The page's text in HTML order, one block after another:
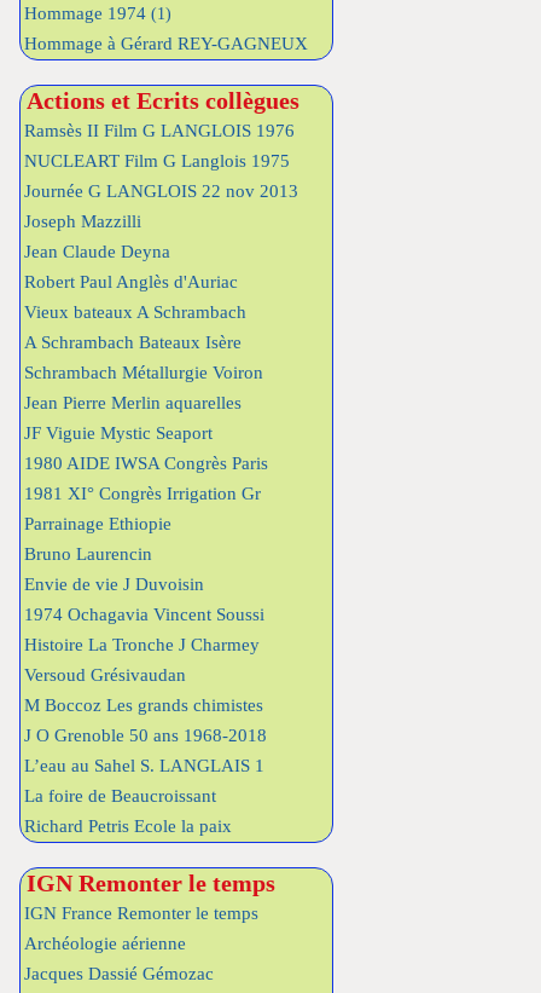
Hommage 1974 (1)
Hommage à Gérard REY-GAGNEUX
Actions et Ecrits collègues
Ramsès II Film G LANGLOIS 1976
NUCLEART Film G Langlois 1975
Journée G LANGLOIS 22 nov 2013
Joseph Mazzilli
Jean Claude Deyna
Robert Paul Anglès d'Auriac
Vieux bateaux A Schrambach
A Schrambach Bateaux Isère
Schrambach Métallurgie Voiron
Jean Pierre Merlin aquarelles
JF Viguie Mystic Seaport
1980 AIDE IWSA Congrès Paris
1981 XI° Congrès Irrigation Gr
Parrainage Ethiopie
Bruno Laurencin
Envie de vie J Duvoisin
1974 Ochagavia Vincent Soussi
Histoire La Tronche J Charmey
Versoud Grésivaudan
M Boccoz Les grands chimistes
J O Grenoble 50 ans 1968-2018
L’eau au Sahel S. LANGLAIS 1
La foire de Beaucroissant
Richard Petris Ecole la paix
IGN Remonter le temps
IGN France Remonter le temps
Archéologie aérienne
Jacques Dassié Gémozac